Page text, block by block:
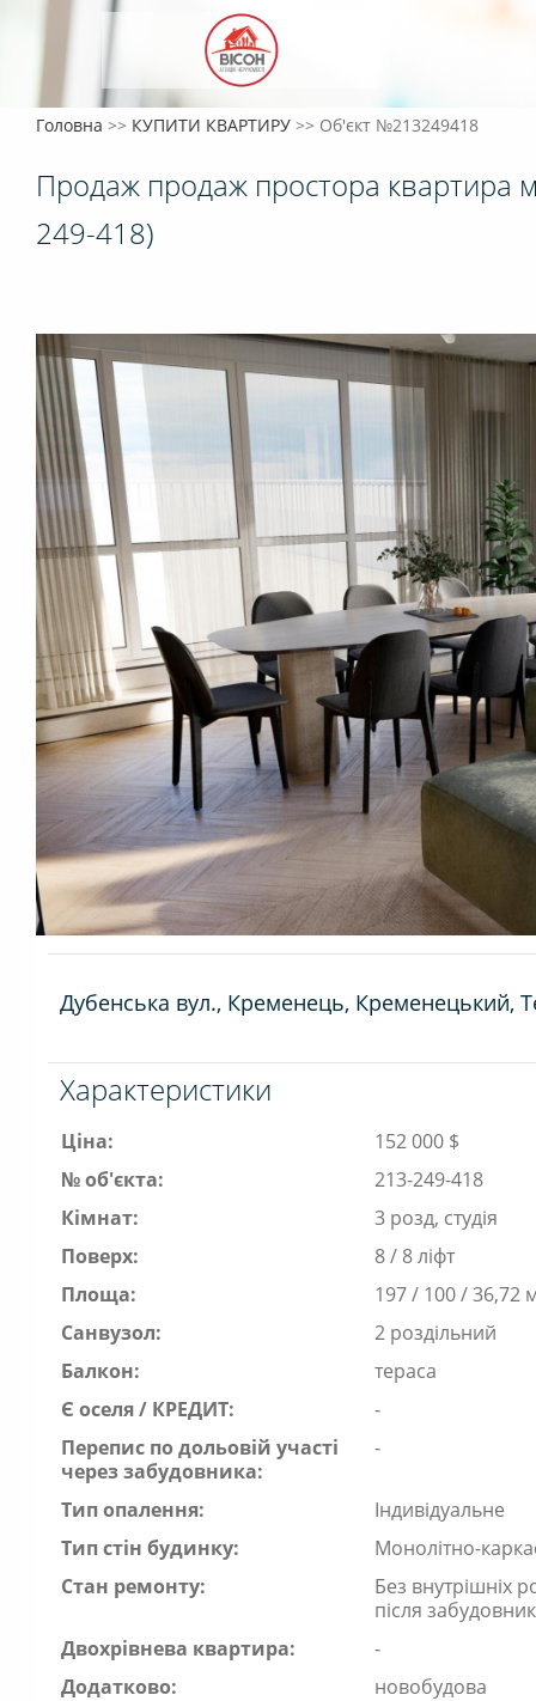
Головна >> КУПИТИ КВАРТИРУ >> Об'єкт №213249418
Продаж продаж простора
249-418)
Дубенська вул., Кременець, Кременецький,
Характеристики
Ціна:
152 000 $
№ об'єкта:
213-249-418
Кімнат:
3 розд, студія
Поверх:
8 / 8 ліфт
Площа:
197 / 100 / 36,72
Санвузол:
2 роздільний
Балкон:
тераса
Є оселя / КРЕДИТ:
-
Перепис по дольовій участі
через забудовника:
-
Тип опалення:
Індивідуальне
Тип стін будинку:
Монолітно-
Стан ремонту:
Без внутрішніх
після
Двохрівнева квартира:
-
Додатково:
новобудова